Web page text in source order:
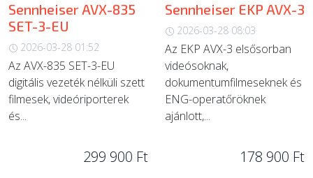
Sennheiser AVX-835
SET-3-EU
2026-03-28 01:52
Az AVX-835 SET-3-EU
digitális vezeték nélküli szett
filmesek, videóriporterek
és...
299 900 Ft
Sennheiser EKP AVX-3
2026-03-28 08:03
Az EKP AVX-3 elsősorban
videósoknak,
dokumentumfilmeseknek és
ENG-operatőröknek
ajánlott,...
178 900 Ft